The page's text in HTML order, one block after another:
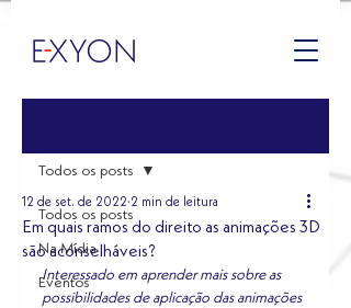
Todos os posts
Na Mídia
Eventos
Todos os posts
Em quais ramos do direito as animações 3D
são aconselháveis?
12 de set. de 2022 2 min de leitura
Interessado em aprender mais sobre as
possibilidades de aplicação das animações